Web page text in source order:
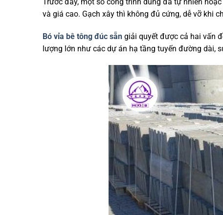
Trước đây, một số công trình dùng đá tự nhiên
và giá cao. Gạch xây thì không đủ cứng, dễ vỡ khi
Bó vỉa bê tông đúc sẵn giải quyết được cả hai vấn
lượng lớn như các dự án hạ tầng tuyến đường dài,